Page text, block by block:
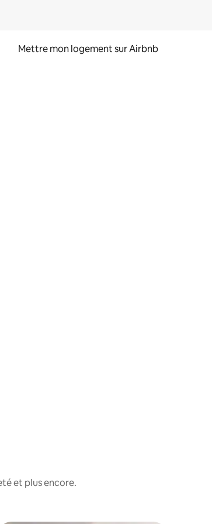
Mettre mon logement sur Airbnb
et plus encore.